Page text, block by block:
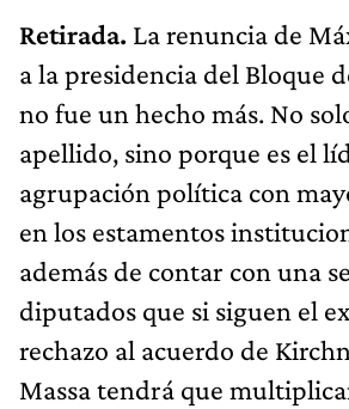
Retirada. La renuncia de
a la presidencia del Bloque
no fue un hecho más. No
apellido, sino porque es el
agrupación política con
en los estamentos
además de contar con una
diputados que si siguen el
rechazo al acuerdo de
Massa tendrá que